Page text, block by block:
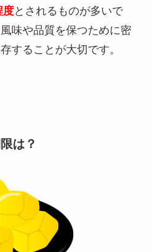
度とされるものが多いで
味や品質を保つために密
することが大切です。
は？